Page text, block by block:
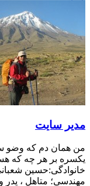
مدیر سایت
من همان دم که وضو
یکسره بر هر چه که
خانوادگی:حسین
مهندسی؛ متاهل ، پدر